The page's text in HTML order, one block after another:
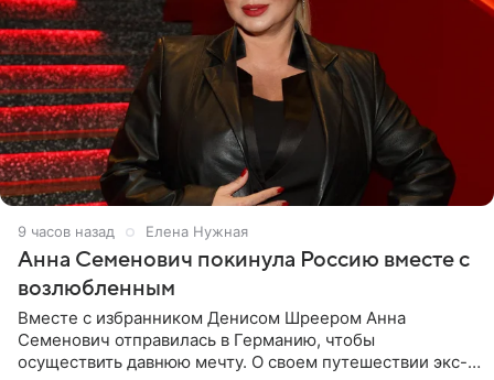
9 часов назад Елена Нужная
Анна Семенович покинула Россию вместе с
возлюбленным
Вместе с избранником Денисом Шреером Анна
Семенович отправилась в Германию, чтобы
осуществить давнюю мечту. О своем путешествии экс-